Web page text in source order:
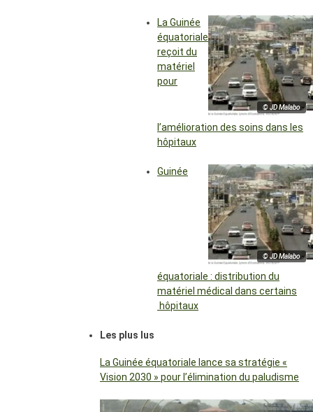
© JD Malabo
La Guinée
équatoriale
reçoit du
matériel
pour
l’amélioration des soins dans les
hôpitaux
© JD Malabo
Guinée
équatoriale : distribution du
matériel médical dans certains
hôpitaux
Les plus lus
La Guinée équatoriale lance sa stratégie «
Vision 2030 » pour l’élimination du paludisme